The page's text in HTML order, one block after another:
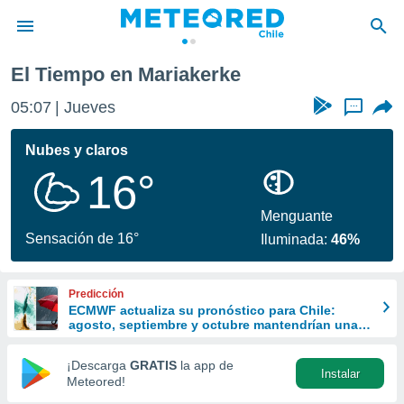
de
por
se
calidad.
a este
las
y
forma
digital
basada
El Tiempo en Mariakerke
05:07 Jueves ...
Nubes y claros
16°
Sensación de 16°
Menguante
Iluminada:46%
Predicción
ECMWF actualiza su pronóstico para Chile:
agosto, septiembre y octubre mantendrían una
¡Descarga GRATIS la app de
Meteored!
Instalar